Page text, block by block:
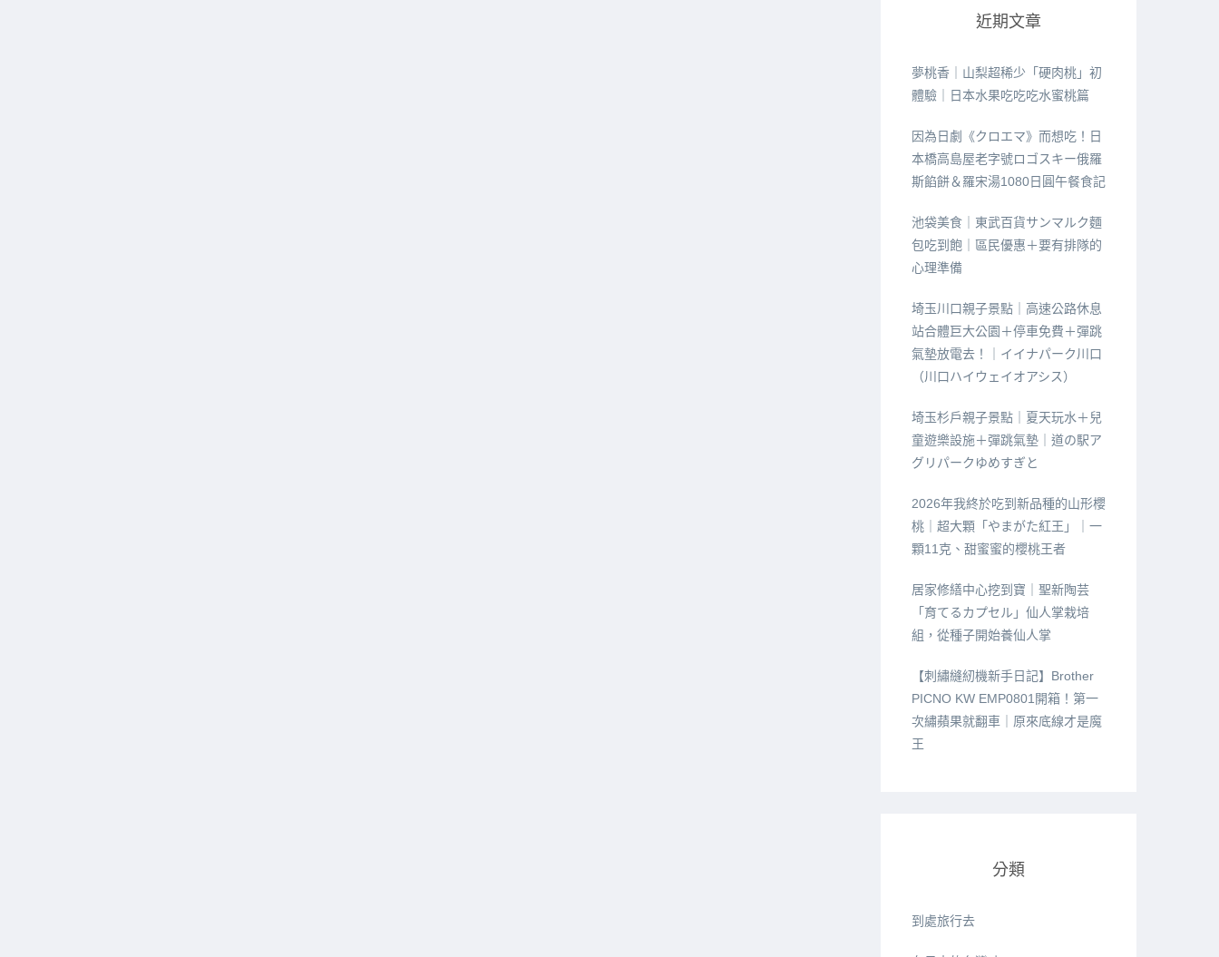
近期文章
夢桃香｜山梨超稀少「硬肉桃」初
體驗｜日本水果吃吃吃水蜜桃篇
因為日劇《クロエマ》而想吃！日
本橋高島屋老字號ロゴスキー俄羅
斯餡餅＆羅宋湯1080日圓午餐食記
池袋美食｜東武百貨サンマルク麵
包吃到飽｜區民優惠＋要有排隊的
心理準備
埼玉川口親子景點｜高速公路休息
站合體巨大公園＋停車免費＋彈跳
氣墊放電去！｜イイナパーク川口
（川口ハイウェイオアシス）
埼玉杉戶親子景點｜夏天玩水＋兒
童遊樂設施＋彈跳氣墊｜道の駅ア
グリパークゆめすぎと
2026年我終於吃到新品種的山形櫻
桃｜超大顆「やまがた紅王」｜一
顆11克、甜蜜蜜的櫻桃王者
居家修繕中心挖到寶｜聖新陶芸
「育てるカプセル」仙人掌栽培
組，從種子開始養仙人掌
【刺繡縫紉機新手日記】Brother
PICNO KW EMP0801開箱！第一
次繡蘋果就翻車｜原來底線才是魔
王
分類
到處旅行去